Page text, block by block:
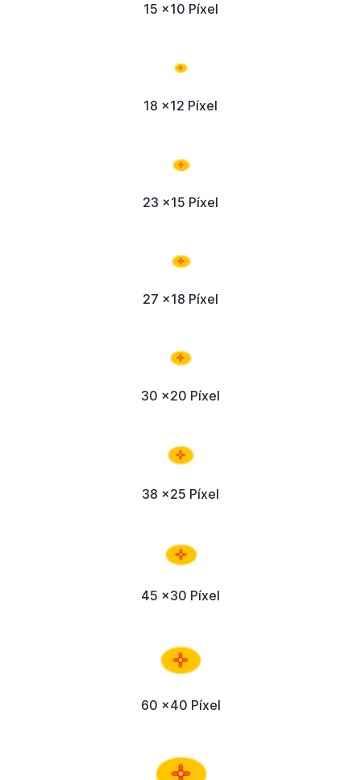
15 x10 Píxel
18 x12 Píxel
23 x15 Píxel
27 x18 Píxel
30 x20 Píxel
38 x25 Píxel
45 x30 Píxel
60 x40 Píxel